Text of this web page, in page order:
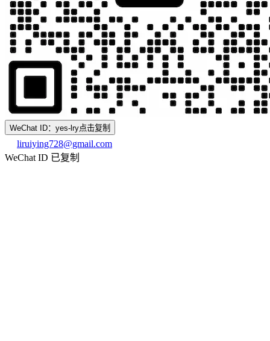
WeChat ID：yes-lry点击复制
liruiying728@gmail.com
WeChat ID 已复制